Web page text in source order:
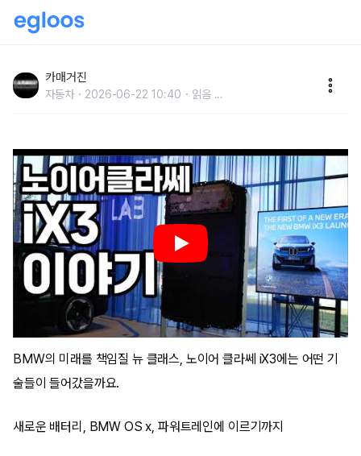
카매거진
자동차 2026-06-22 10:40 읽음 ...
BMW의 미래를 책임질 뉴 클래스, 노이어 클라쎄 iX3에는 어떤 기
술들이 들어갔을까요.
새로운 배터리, BMW OS x, 파워트레인에 이르기까지